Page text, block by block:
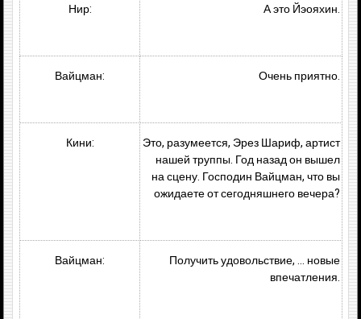
Нир: А это Йэояхин.
Вайцман: Очень приятно.
Кини:
Это, разумеется, Эрез Шариф, артист
нашей труппы. Год назад он вышел
на сцену. Господин Вайцман, что вы
ожидаете от сегодняшнего вечера?
Вайцман:
Получить удовольствие, … новые
впечатления.